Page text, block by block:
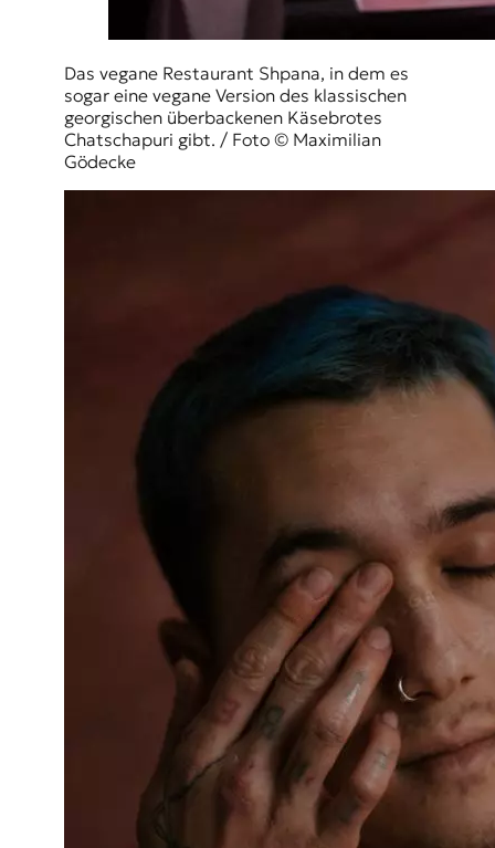
Das vegane Restaurant Shpana, in dem es
sogar eine vegane Version des klassischen
georgischen überbackenen Käsebrotes
Chatschapuri gibt. / Foto © Maximilian
Gödecke